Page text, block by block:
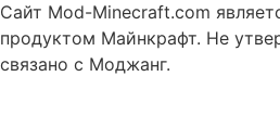
Сайт Mod-Minecraft.com
продуктом Майнкрафт. Не
связано с Моджанг.